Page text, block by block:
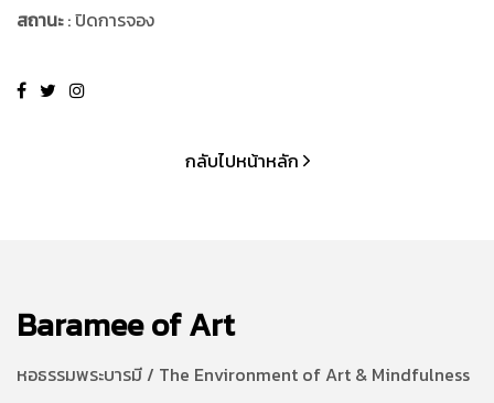
สถานะ: ปิดการจอง
กลับไปหน้าหลัก
Baramee of Art
หอธรรมพระบารมี / The Environment of Art & Mindfulness